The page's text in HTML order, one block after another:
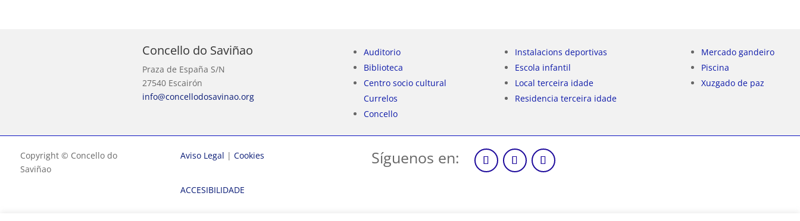
Concello do Saviñao
Praza de España S/N
27540 Escairón
info@concellodosavinao.org
Auditorio
Biblioteca
Centro socio cultural
Currelos
Concello
Instalacions deportivas
Escola infantil
Local terceira idade
Residencia terceira idade
Mercado gandeiro
Piscina
Xuzgado de paz
Copyright © Concello do
Saviñao
Aviso Legal | Cookies
ACCESIBILIDADE
Síguenos en: